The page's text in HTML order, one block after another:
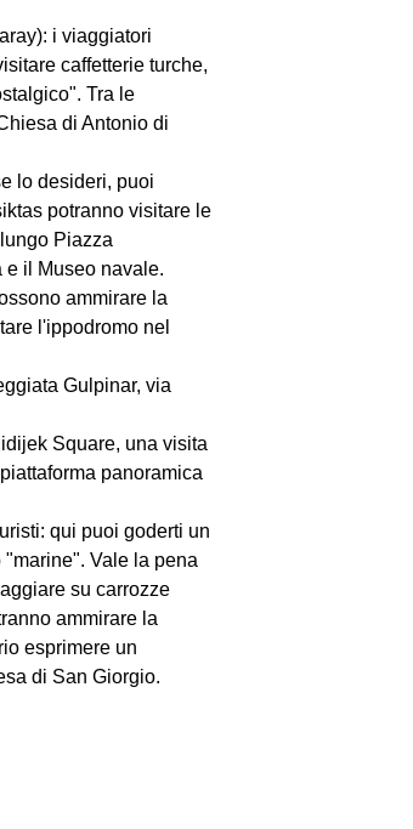
i viaggiatori
caffetterie turche,
Tra le
di Antonio di
lo desideri, puoi
potranno visitare le
Piazza
e il Museo navale.
ammirare la
l'ippodromo nel
Gulpinar, via
Square, una visita
panoramica
qui puoi goderti un
Vale la pena
su carrozze
ammirare la
esprimere un
di San Giorgio.